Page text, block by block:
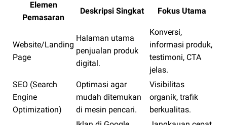
Elemen
Pemasaran
Deskripsi Singkat Fokus Utama
Website/Landing
Page
Halaman utama
penjualan produk
digital.
Konversi,
informasi produk,
testimoni, CTA
jelas.
SEO (Search
Engine
Optimization)
Optimasi agar
mudah ditemukan
di mesin pencari.
Visibilitas
organik, trafik
berkualitas.